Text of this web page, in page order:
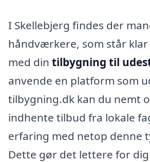
I Skellebjerg findes der
håndværkere, som står
med din tilbygning til
anvende en platform som
tilbygning.dk kan du nemt
indhente tilbud fra lokale
erfaring med netop denne
Dette gør det lettere for